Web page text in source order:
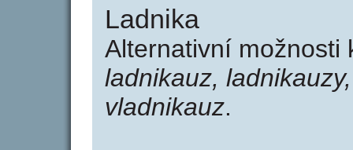
Ladnika
Alternativní
ladnikauz,
vladnikauz.